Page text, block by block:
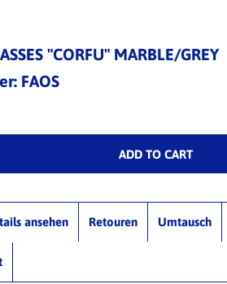
"CORFU" MARBLE/GREY
FAOS
ansehen Retouren Umtausch